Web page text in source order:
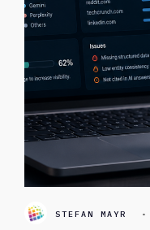
STEFAN MAYR •